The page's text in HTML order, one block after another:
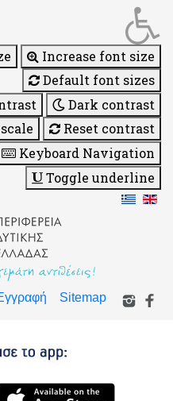
Increase font size
Default font sizes
Dark contrast
Reset contrast
Keyboard Navigation
Toggle underline
Sitemap